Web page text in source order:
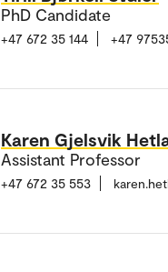
PhD Candidate
+47 672 35 144 +47
Karen Gjelsvik
Assistant Professor
+47 672 35 553